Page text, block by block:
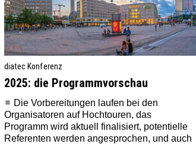
diatec Konferenz
2025: die Programmvorschau
Die Vorbereitungen laufen bei den
Organisatoren auf Hochtouren, das
Programm wird aktuell finalisiert, potentielle
Referenten werden angesprochen, und auch